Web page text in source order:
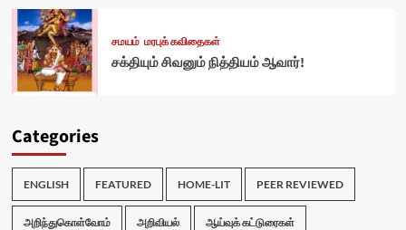
சமயம் மரபுக் கவிதைகள்
சக்தியும் சிவனும் நித்தியம் ஆவார்!
Categories
ENGLISH FEATURED HOME-LIT PEER REVIEWED
அறிந்துகொள்வோம் அறிவியல் ஆய்வுக் கட்டுரைகள்